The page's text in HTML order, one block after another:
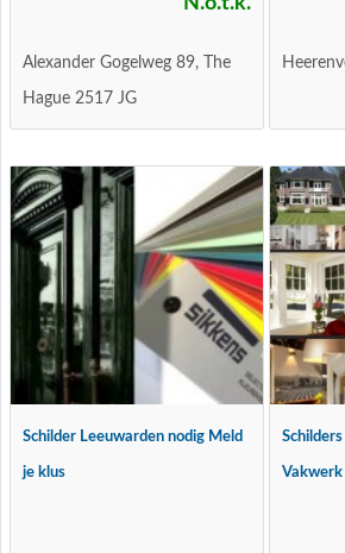
Alexander Gogelweg 89, The
Hague 2517 JG
Schilder Leeuwarden nodig Meld
je klus Vakwerk